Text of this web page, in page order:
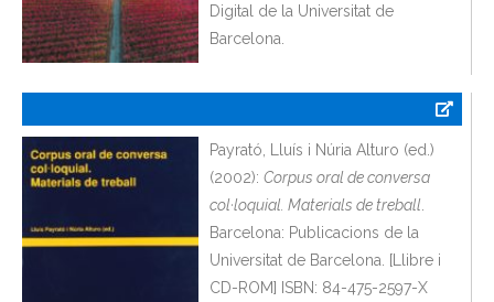
Digital de la Universitat de
Barcelona.
Payrató, Lluís i Núria Alturo (ed.)
(2002): Corpus oral de conversa
col·loquial. Materials de treball.
Barcelona: Publicacions de la
Universitat de Barcelona. [Llibre i
CD-ROM] ISBN: 84-475-2597-X